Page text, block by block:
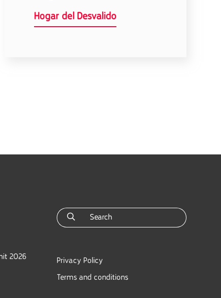
Hogar del Desvalido
2026 Privacy Policy
Terms and conditions